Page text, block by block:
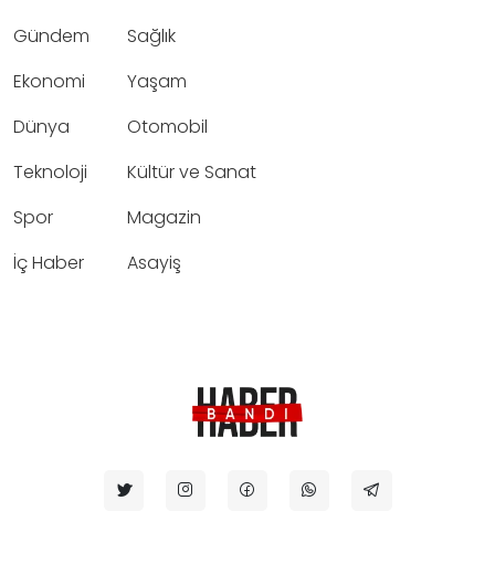
Gündem
Ekonomi
Dünya
Teknoloji
Spor
İç Haber
Sağlık
Yaşam
Otomobil
Kültür ve Sanat
Magazin
Asayiş